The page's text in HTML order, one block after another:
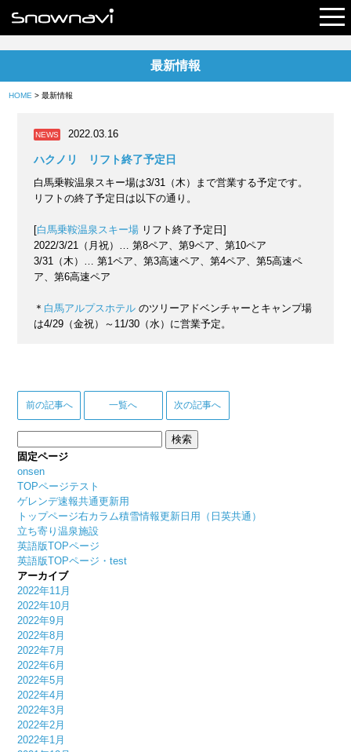
最新情報
HOME > 最新情報
NEWS 2022.03.16
ハクノリ リフト終了予定日
白馬乗鞍温泉スキー場は3/31（木）まで営業する予定です。
リフトの終了予定日は以下の通り。
[白馬乗鞍温泉スキー場リフト終了予定日]
2022/3/21（月祝）… 第8ペア、第9ペア、第10ペア
3/31（木）… 第1ペア、第3高速ペア、第4ペア、第5高速ペ
ア、第6高速ペア
＊ 白馬アルプスホテルのツリーアドベンチャーとキャンプ場
は4/29（金祝）～11/30（水）に営業予定。
前の記事へ 一覧へ 次の記事へ
索:
固定ページ
onsen
TOPページテスト
ゲレンデ速報共通更新用
トップページ右カラム積雪情報更新日用（日英共通）
立ち寄り温泉施設
英語版TOPページ
英語版TOPページ・test
アーカイブ
2022年11月
2022年10月
2022年9月
2022年8月
2022年7月
2022年6月
2022年5月
2022年4月
2022年3月
2022年2月
2022年1月